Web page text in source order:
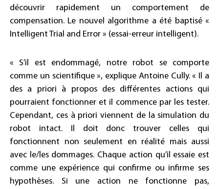
découvrir rapidement un comportement de
compensation. Le nouvel algorithme a été baptisé «
Intelligent Trial and Error » (essai-erreur intelligent).
« S’il est endommagé, notre robot se comporte
comme un scientifique », explique Antoine Cully. « Il a
des a priori à propos des différentes actions qui
pourraient fonctionner et il commence par les tester.
Cependant, ces à priori viennent de la simulation du
robot intact. Il doit donc trouver celles qui
fonctionnent non seulement en réalité mais aussi
avec le/les dommages. Chaque action qu’il essaie est
comme une expérience qui confirme ou infirme ses
hypothèses. Si une action ne fonctionne pas,